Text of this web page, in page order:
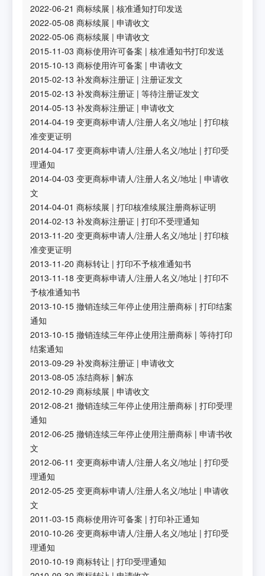
2022-06-21 商标续展 |核准通知打印发送
2022-05-08 商标续展 |申请收文
2022-05-06 商标续展 |申请收文
2015-11-03 商标使用许可备案 |核准通知书打印发送
2015-10-13 商标使用许可备案 |申请收文
2015-02-13 补发商标注册证 |注册证发文
2015-02-13 补发商标注册证 |等待注册证发文
2014-05-13 补发商标注册证 |申请收文
2014-04-19 变更商标申请人/注册人名义/地址 |打印核
准变更证明
2014-04-17 变更商标申请人/注册人名义/地址 |打印受
理通知
2014-04-03 变更商标申请人/注册人名义/地址 |申请收
文
2014-04-01 商标续展 |打印核准续展注册商标证明
2014-02-13 补发商标注册证 |打印不受理通知
2013-11-20 变更商标申请人/注册人名义/地址 |打印核
准变更证明
2013-11-20 商标转让 |打印不予核准通知书
2013-11-18 变更商标申请人/注册人名义/地址 |打印不
予核准通知书
2013-10-15 撤销连续三年停止使用注册商标 |打印结案
通知
2013-10-15 撤销连续三年停止使用注册商标 |等待打印
结案通知
2013-09-29 补发商标注册证 |申请收文
2013-08-05 冻结商标 |解冻
2012-10-29 商标续展 |申请收文
2012-08-21 撤销连续三年停止使用注册商标 |打印受理
通知
2012-06-25 撤销连续三年停止使用注册商标 |申请书收
文
2012-06-11 变更商标申请人/注册人名义/地址 |打印受
理通知
2012-05-25 变更商标申请人/注册人名义/地址 |申请收
文
2011-03-15 商标使用许可备案 |打印补正通知
2010-10-26 变更商标申请人/注册人名义/地址 |打印受
理通知
2010-10-19 商标转让 |打印受理通知